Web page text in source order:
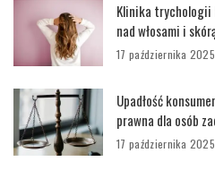
Klinika trychologii
nad włosami i
17 października 2025
Upadłość
prawna dla osób
17 października 2025